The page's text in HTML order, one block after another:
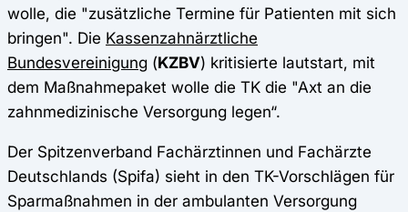
wolle, die "zusätzliche Termine für Patienten mit sich
bringen". Die Kassenzahnärztliche
Bundesvereinigung (KZBV) kritisierte lautstart, mit
dem Maßnahmepaket wolle die TK die "Axt an die
zahnmedizinische Versorgung legen“.
Der Spitzenverband Fachärztinnen und Fachärzte
Deutschlands (Spifa) sieht in den TK-Vorschlägen für
Sparmaßnahmen in der ambulanten Versorgung